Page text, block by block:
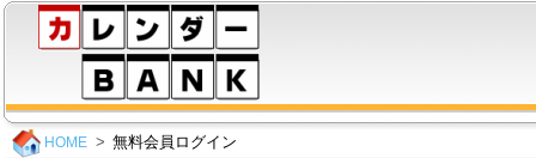
HOME 無料会員ログイン